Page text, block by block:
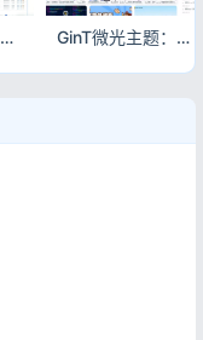
Mirai未来主题：高颜值、高性能与多样化的Typecho主题 GinT微光主题：简约优雅的SEO优化与Emlog响应式开源主题